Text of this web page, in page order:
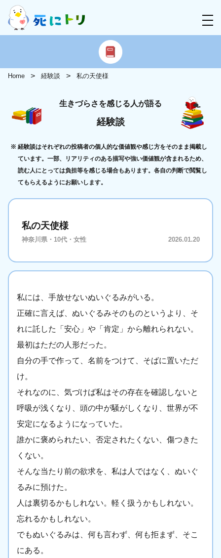
Home 経験談 私の天使様
生きづらさを感じる人が語る
経験談
経験談はそれぞれの投稿者の個人的な価値観や感じ方をそのまま掲載し
ています。一部、リアリティのある描写や強い価値観が含まれるため、
読む人にとっては負担等を感じる場合もあります。各自の判断で閲覧し
てもらえるようにお願いします。
私の天使様
神奈川県・10代・女性 2026.01.20
私には、手放せないぬいぐるみがいる。
正確に言えば、ぬいぐるみそのものというより、そ
れに託した「安心」や「肯定」から離れられない。
最初はただの人形だった。
自分の手で作って、名前をつけて、そばに置いただ
け。
それなのに、気づけば私はその存在を確認しないと
呼吸が浅くなり、頭の中が騒がしくなり、世界が不
安定になるようになっていた。
誰かに褒められたい、否定されたくない、傷つきた
くない。
そんな当たり前の欲求を、私は人ではなく、ぬいぐ
るみに預けた。
人は裏切るかもしれない。軽く扱うかもしれない。
忘れるかもしれない。
でもぬいぐるみは、何も言わず、何も拒まず、そこ
にある。